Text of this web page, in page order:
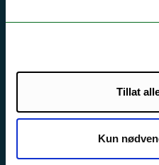
Tillat
Kun
Informasjonskapsler